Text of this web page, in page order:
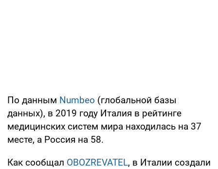
По данным Numbeo (глобальной базы
данных), в 2019 году Италия в рейтинге
медицинских систем мира находилась на 37
месте, а Россия на 58.
Как сообщал OBOZREVATEL, в Италии создали